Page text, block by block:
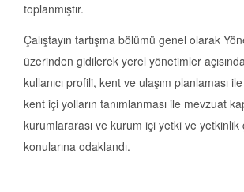
toplanmıştır.
Çalıştayın tartışma bölümü genel olarak
üzerinden gidilerek yerel yönetimler
kullanıcı profili, kent ve ulaşım planlaması
kent içi yolların tanımlanması ile mevzuat
kurumlararası ve kurum içi yetki ve yetkinlik
konularına odaklandı.